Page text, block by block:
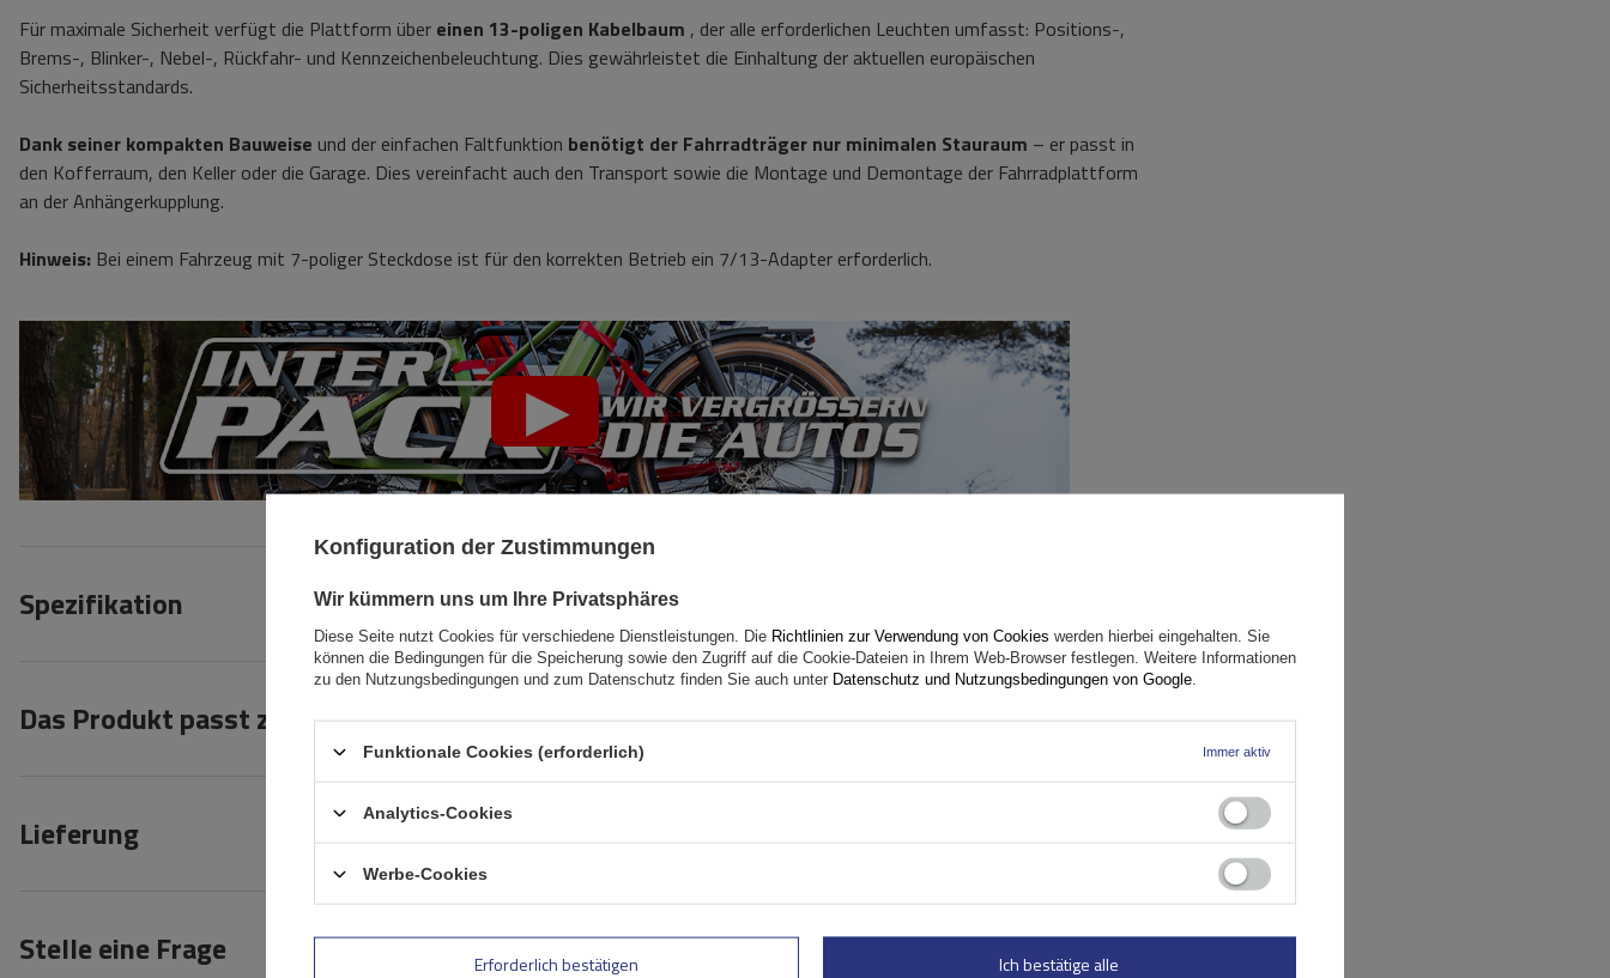
Für maximale Sicherheit verfügt die Plattform über einen 13-poligen Kabelbaum , der alle erforderlichen Leuchten umfasst: Positions-,
Brems-, Blinker-, Nebel-, Rückfahr- und Kennzeichenbeleuchtung. Dies gewährleistet die Einhaltung der aktuellen europäischen
Sicherheitsstandards.
Dank seiner kompakten Bauweise und der einfachen Faltfunktion benötigt der Fahrradträger nur minimalen Stauraum – er passt in
den Kofferraum, den Keller oder die Garage. Dies vereinfacht auch den Transport sowie die Montage und Demontage der Fahrradplattform
an der Anhängerkupplung.
Hinweis: Bei einem Fahrzeug mit 7-poliger Steckdose ist für den korrekten Betrieb ein 7/13-Adapter erforderlich.
Spezifikation
Das Produkt passt zu Autos
Lieferung
Stelle eine Frage
Konfiguration der Zustimmungen
Wir kümmern uns um Ihre Privatsphäres
Diese Seite nutzt Cookies für verschiedene Dienstleistungen. Die Richtlinien zur Verwendung von Cookies werden hierbei eingehalten. Sie
können die Bedingungen für die Speicherung sowie den Zugriff auf die Cookie-Dateien in Ihrem Web-Browser festlegen. Weitere Informationen
zu den Nutzungsbedingungen und zum Datenschutz finden Sie auch unter Datenschutz und Nutzungsbedingungen von Google
Funktionale Cookies (erforderlich) Immer aktiv
Analytics-Cookies
Werbe-Cookies
Erforderlich bestätigen Ich bestätige alle